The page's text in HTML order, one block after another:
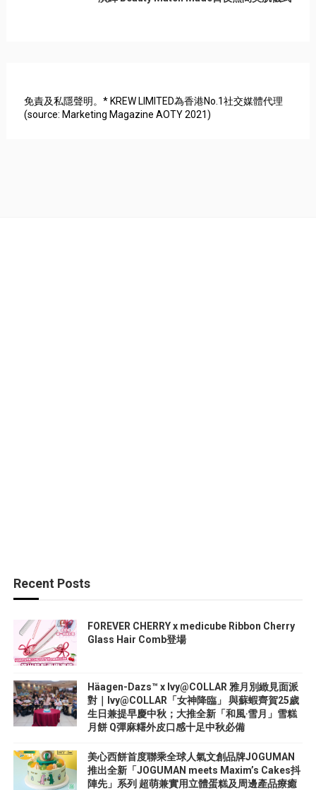
免責及私隱聲明。* KREW LIMITED為香港No.1社交媒體代理
(source: Marketing Magazine AOTY 2021)
Recent Posts
FOREVER CHERRY x medicube Ribbon Cherry
Glass Hair Comb登場
Häagen-Dazs™ x Ivy@COLLAR 雅月別緻見面派
對｜Ivy@COLLAR「女神降臨」 與蘇蝦齊賀25歲
生日兼提早慶中秋；大推全新「和風‧雪月」雪糕
月餅 Q彈麻糬外皮口感十足中秋必備
美心西餅首度聯乘全球人氣文創品牌JOGUMAN
推出全新「JOGUMAN meets Maxim’s Cakes抖
陣先」系列 超萌兼實用立體蛋糕及周邊產品療癒